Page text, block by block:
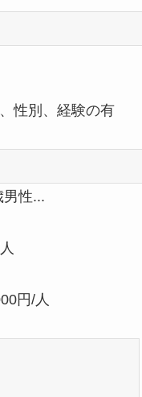
性別、経験の有
性...
円/人